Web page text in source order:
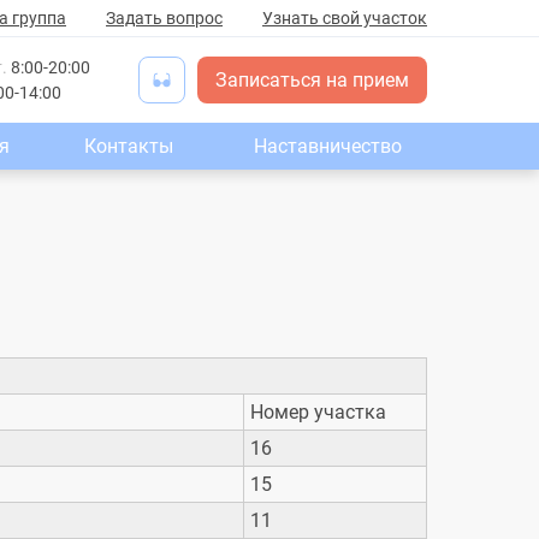
группа Задать вопрос Узнать свой участок
8:00-20:00
14:00
Записаться на прием
Контакты Наставничество
Номер участка
16
15
11